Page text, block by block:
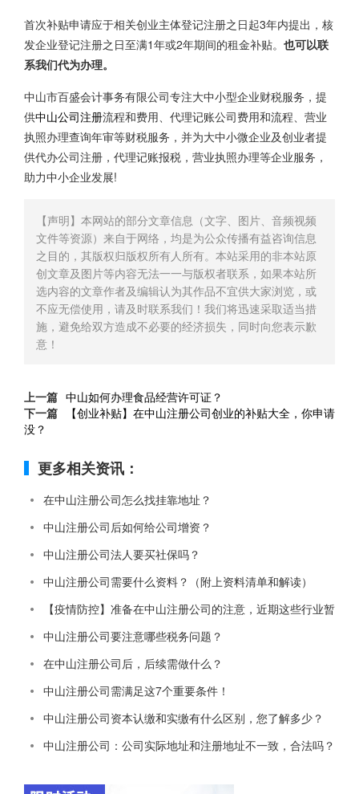
首次补贴申请应于相关创业主体登记注册之日起3年内提出，核
发企业登记注册之日至满1年或2年期间的租金补贴。 也可以联
系我们代为办理。
中山市百盛会计事务有限公司专注大中小型企业财税服务，提
供中山公司注册流程和费用、代理记账公司费用和流程、营业
执照办理查询年审等财税服务，并为大中小微企业及创业者提
供代办公司注册，代理记账报税，营业执照办理等企业服务，
助力中小企业发展!
【声明】本网站的部分文章信息（文字、图片、音频视频
文件等资源）来自于网络，均是为公众传播有益咨询信息
之目的，其版权归版权所有人所有。本站采用的非本站原
创文章及图片等内容无法一一与版权者联系，如果本站所
选内容的文章作者及编辑认为其作品不宜供大家浏览，或
不应无偿使用，请及时联系我们！我们将迅速采取适当措
施，避免给双方造成不必要的经济损失，同时向您表示歉
意！
上一篇 中山如何办理食品经营许可证？
下一篇
【创业补贴】在中山注册公司创业的补贴大全，你申请
没？
更多相关资讯：
在中山注册公司怎么找挂靠地址？
中山注册公司后如何给公司增资？
中山注册公司法人要买社保吗？
中山注册公司需要什么资料？（附上资料清单和解读）
【疫情防控】准备在中山注册公司的注意，近期这些行业暂
中山注册公司要注意哪些税务问题？
在中山注册公司后，后续需做什么？
中山注册公司需满足这7个重要条件！
中山注册公司资本认缴和实缴有什么区别，您了解多少？
中山注册公司：公司实际地址和注册地址不一致，合法吗？